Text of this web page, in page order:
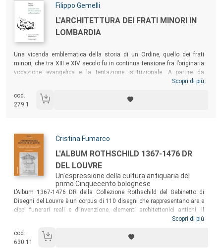
Autori:
Filippo Gemelli
Titolo:
L'ARCHITETTURA DEI FRATI MINORI IN
LOMBARDIA
Sommario:
Una vicenda emblematica della storia di un Ordine, quello dei frati
minori, che tra XIII e XIV secolo fu in continua tensione fra l’originaria
vocazione evangelica e la tentazione istituzionale. A partire da
un’attenta ricostruzione della complessa storia architettonica del
altri tre casi-studio – i conventi di Brescia, Cremona e Pavia –, il
volume indaga una possibile “via lombarda” nella ricerca e
Scopri di più
cod.
279.1
Autori:
Cristina Fumarco
Titolo:
L'ALBUM ROTHSCHILD 1367-1476 DR
DEL LOUVRE
Un'espressione della cultura antiquaria del
primo Cinquecento bolognese
Sommario:
L’Album 1367-1476 DR della Collezione Rothschild del Gabinetto di
Disegni del Louvre è un corpus di 110 disegni che rappresentano are e
cippi funerari reali e d’invenzione, elementi architettonici antichi, il
Colosseo, archi e porte trionfali, ponti, porti, torri, vedute scenografiche
intende fornire una lettura critica completa di un’opera ricca di spunti
per gli studi epigrafici, antiquari e storico-artistici, che merita di essere
Scopri di più
cod.
630.11